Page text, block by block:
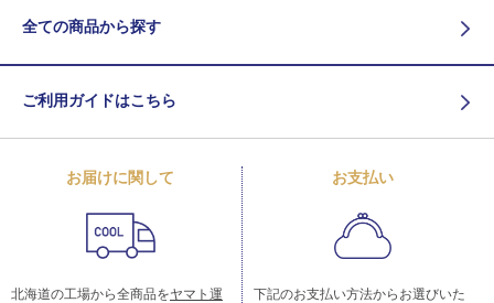
全ての商品から探す
ご利用ガイドはこちら
お届けに関して
北海道の工場から全商品をヤマト運
お支払い
下記のお支払い方法からお選びいた